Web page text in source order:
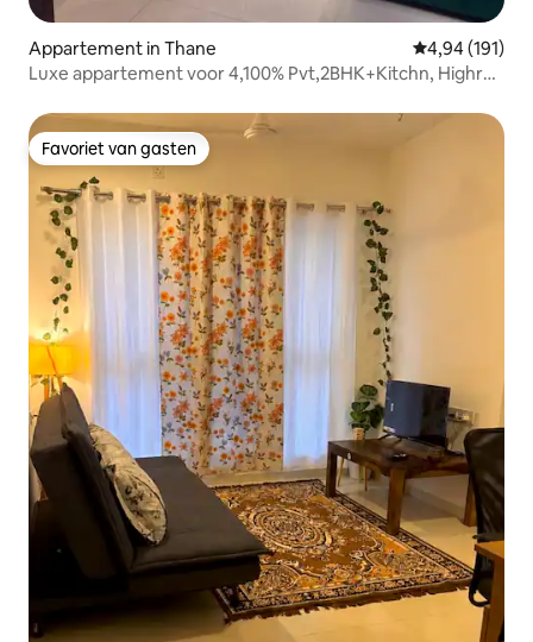
Appartement in Thane Gemiddelde
4,94 (191)
Luxe appartement voor 4,100% Pvt,2BHK+Kitchn, Highr
Favoriet van gasten
Favoriet van gasten